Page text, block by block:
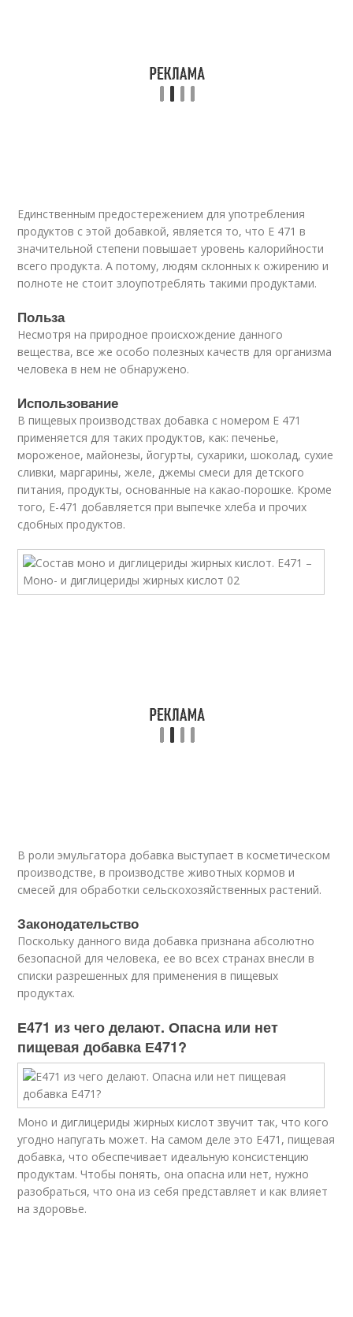
Единственным предостережением для употребления
продуктов с этой добавкой, является то, что Е 471 в
значительной степени повышает уровень калорийности
всего продукта. А потому, людям склонных к ожирению и
полноте не стоит злоупотреблять такими продуктами.
Польза
Несмотря на природное происхождение данного
вещества, все же особо полезных качеств для организма
человека в нем не обнаружено.
Использование
В пищевых производствах добавка с номером Е 471
применяется для таких продуктов, как: печенье,
мороженое, майонезы, йогурты, сухарики, шоколад, сухие
сливки, маргарины, желе, джемы смеси для детского
питания, продукты, основанные на какао-порошке. Кроме
того, Е-471 добавляется при выпечке хлеба и прочих
сдобных продуктов.
В роли эмульгатора добавка выступает в косметическом
производстве, в производстве животных кормов и
смесей для обработки сельскохозяйственных растений.
Законодательство
Поскольку данного вида добавка признана абсолютно
безопасной для человека, ее во всех странах внесли в
списки разрешенных для применения в пищевых
продуктах.
Е471 из чего делают. Опасна или нет
пищевая добавка Е471?
Моно и диглицериды жирных кислот звучит так, что кого
угодно напугать может. На самом деле это Е471, пищевая
добавка, что обеспечивает идеальную консистенцию
продуктам. Чтобы понять, она опасна или нет, нужно
разобраться, что она из себя представляет и как влияет
на здоровье.